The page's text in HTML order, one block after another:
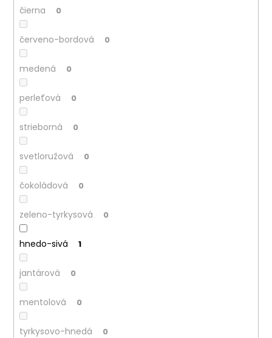
čierna 0
červeno-bordová 0
medená 0
perleťová 0
strieborná 0
svetloružová 0
čokoládová 0
zeleno-tyrkysová 0
hnedo-sivá 1
jantárová 0
mentolová 0
tyrkysovo-hnedá 0